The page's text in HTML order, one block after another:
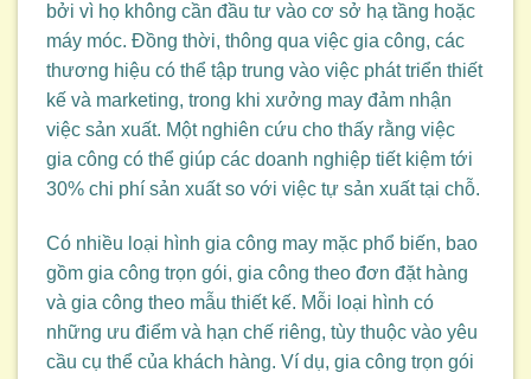
bởi vì họ không cần đầu tư vào cơ sở hạ tầng hoặc
máy móc. Đồng thời, thông qua việc gia công, các
thương hiệu có thể tập trung vào việc phát triển thiết
kế và marketing, trong khi xưởng may đảm nhận
việc sản xuất. Một nghiên cứu cho thấy rằng việc
gia công có thể giúp các doanh nghiệp tiết kiệm tới
30% chi phí sản xuất so với việc tự sản xuất tại chỗ.
Có nhiều loại hình gia công may mặc phổ biến, bao
gồm gia công trọn gói, gia công theo đơn đặt hàng
và gia công theo mẫu thiết kế. Mỗi loại hình có
những ưu điểm và hạn chế riêng, tùy thuộc vào yêu
cầu cụ thể của khách hàng. Ví dụ, gia công trọn gói